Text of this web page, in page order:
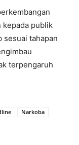
kepada publik
sesuai tahapan
terpengaruh
Narkoba